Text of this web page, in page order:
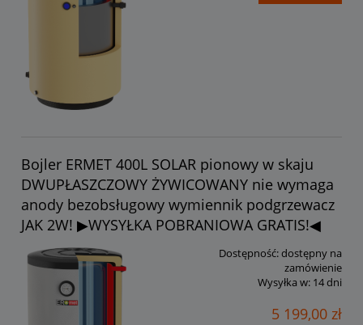
Bojler ERMET 400L SOLAR pionowy w skaju
DWUPŁASZCZOWY ŻYWICOWANY nie wymaga
anody bezobsługowy wymiennik podgrzewacz
JAK 2W! ▶WYSYŁKA POBRANIOWA GRATIS!◀
Dostępność:dostępny na
zamówienie
Wysyłka w: 14 dni
5 199,00 zł